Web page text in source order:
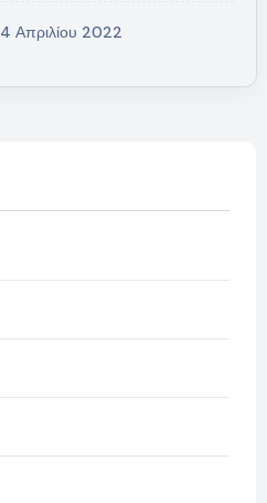
4 Απριλίου 2022